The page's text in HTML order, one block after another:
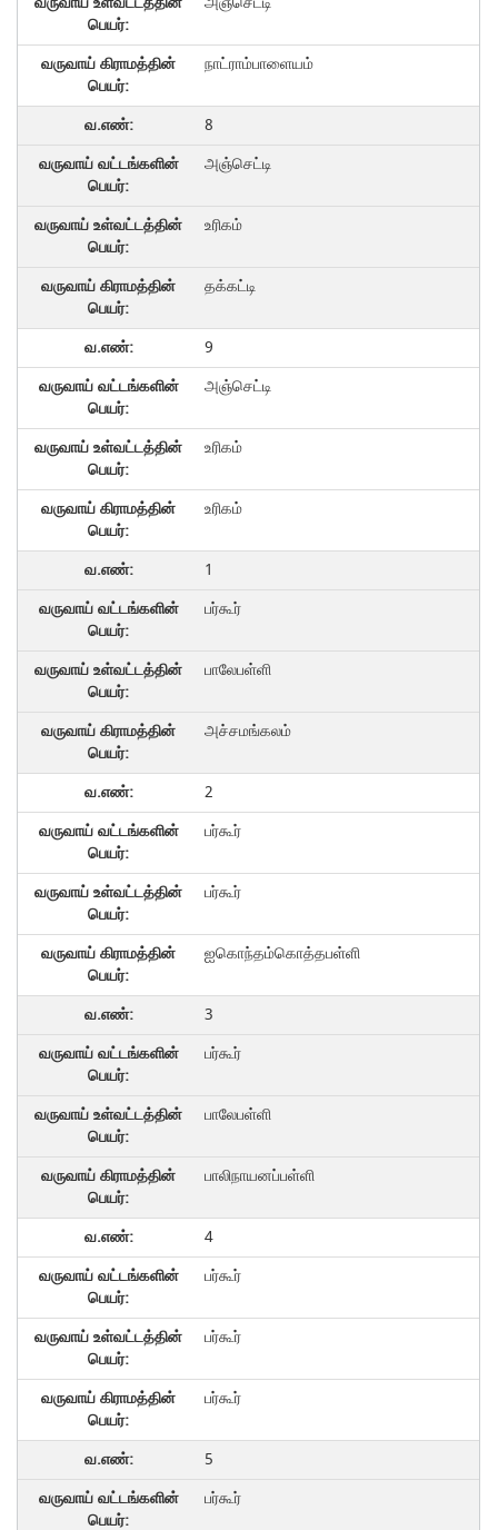
நாட்ராம்பாளையம்
8
அஞ்செட்டி
உரிகம்
தக்கட்டி
9
அஞ்செட்டி
உரிகம்
உரிகம்
1
பர்கூர்
பாலேபள்ளி
அச்சமங்கலம்
2
பர்கூர்
பர்கூர்
ஐகொந்தம்கொத்தபள்ளி
3
பர்கூர்
பாலேபள்ளி
பாலிநாயனப்பள்ளி
4
பர்கூர்
பர்கூர்
பர்கூர்
5
பர்கூர்